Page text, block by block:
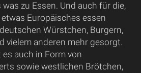
zu Essen. Und auch für die,
Europäisches essen
Würstchen, Burgern,
vielem anderen mehr gesorgt.
es auch in Form von
sowie westlichen Brötchen,